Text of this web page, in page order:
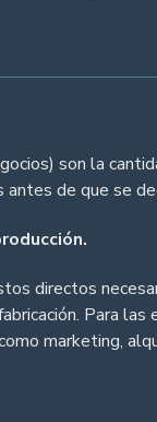
son la
de que se
directos
Para
marketing,